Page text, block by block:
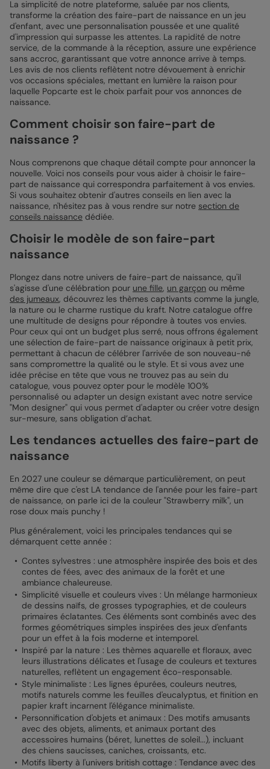
La simplicité de notre plateforme, saluée par nos clients,
transforme la création des faire-part de naissance en un jeu
d'enfant, avec une personnalisation poussée et une qualité
d'impression qui surpasse les attentes. La rapidité de notre
service, de la commande à la réception, assure une expérience
sans accroc, garantissant que votre annonce arrive à temps.
Les avis de nos clients reflètent notre dévouement à enrichir
vos occasions spéciales, mettant en lumière la raison pour
laquelle Popcarte est le choix parfait pour vos annonces de
naissance.
Comment choisir son faire-part de
naissance ?
Nous comprenons que chaque détail compte pour annoncer la
nouvelle. Voici nos conseils pour vous aider à choisir le faire-
part de naissance qui correspondra parfaitement à vos envies.
Si vous souhaitez obtenir d'autres conseils en lien avec la
naissance, n'hésitez pas à vous rendre sur notre section de
conseils naissance dédiée.
Choisir le modèle de son faire-part
naissance
Plongez dans notre univers de faire-part de naissance, qu'il
s'agisse d'une célébration pour une fille, un garçon ou même
des jumeaux, découvrez les thèmes captivants comme la jungle,
la nature ou le charme rustique du kraft. Notre catalogue offre
une multitude de designs pour répondre à toutes vos envies.
Pour ceux qui ont un budget plus serré, nous offrons également
une sélection de faire-part de naissance originaux à petit prix,
permettant à chacun de célébrer l'arrivée de son nouveau-né
sans compromettre la qualité ou le style. Et si vous avez une
idée précise en tête que vous ne trouvez pas au sein du
catalogue, vous pouvez opter pour le modèle 100%
personnalisé ou adapter un design existant avec notre service
"Mon designer" qui vous permet d'adapter ou créer votre design
sur-mesure, sans obligation d’achat.
Les tendances actuelles des faire-part de
naissance
En 2027 une couleur se démarque particulièrement, on peut
même dire que c'est LA tendance de l'année pour les faire-part
de naissance, on parle ici de la couleur "Strawberry milk", un
rose doux mais punchy !
Plus généralement, voici les principales tendances qui se
démarquent cette année :
Contes sylvestres : une atmosphère inspirée des bois et des
contes de fées, avec des animaux de la forêt et une
ambiance chaleureuse.
Simplicité visuelle et couleurs vives : Un mélange harmonieux
de dessins naïfs, de grosses typographies, et de couleurs
primaires éclatantes. Ces éléments sont combinés avec des
formes géométriques simples inspirées des jeux d'enfants
pour un effet à la fois moderne et intemporel.
Inspiré par la nature : Les thèmes aquarelle et floraux, avec
leurs illustrations délicates et l'usage de couleurs et textures
naturelles, reflètent un engagement éco-responsable.
Style minimaliste : Les lignes épurées, couleurs neutres,
motifs naturels comme les feuilles d'eucalyptus, et finition en
papier kraft incarnent l'élégance minimaliste.
Personnification d'objets et animaux : Des motifs amusants
avec des objets, aliments, et animaux portant des
accessoires humains (béret, lunettes de soleil...), incluant
des chiens saucisses, caniches, croissants, etc.
Motifs liberty à l'univers british cottage : Tendance avec des